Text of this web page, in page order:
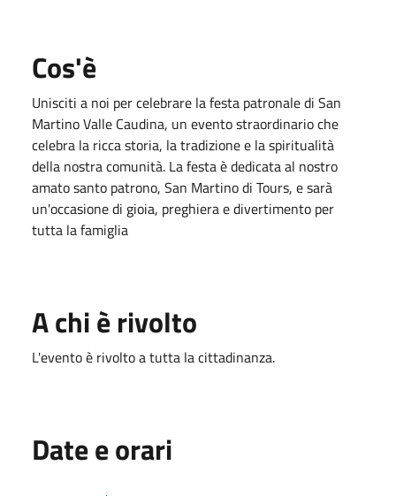
Cos'è
Unisciti a noi per celebrare la festa patronale di San
Martino Valle Caudina, un evento straordinario che
celebra la ricca storia, la tradizione e la spiritualità
della nostra comunità. La festa è dedicata al nostro
amato santo patrono, San Martino di Tours, e sarà
un'occasione di gioia, preghiera e divertimento per
tutta la famiglia
A chi è rivolto
L'evento è rivolto a tutta la cittadinanza.
Date e orari